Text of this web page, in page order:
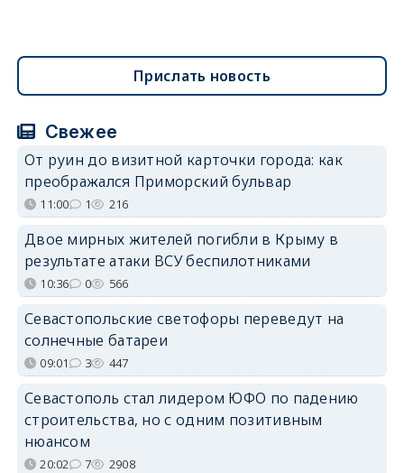
Прислать новость
Свежее
От руин до визитной карточки города: как
преображался Приморский бульвар
11:00 1 216
Двое мирных жителей погибли в Крыму в
результате атаки ВСУ беспилотниками
10:36 0 566
Севастопольские светофоры переведут на
солнечные батареи
09:01 3 447
Севастополь стал лидером ЮФО по падению
строительства, но с одним позитивным
нюансом
20:02 7 2908